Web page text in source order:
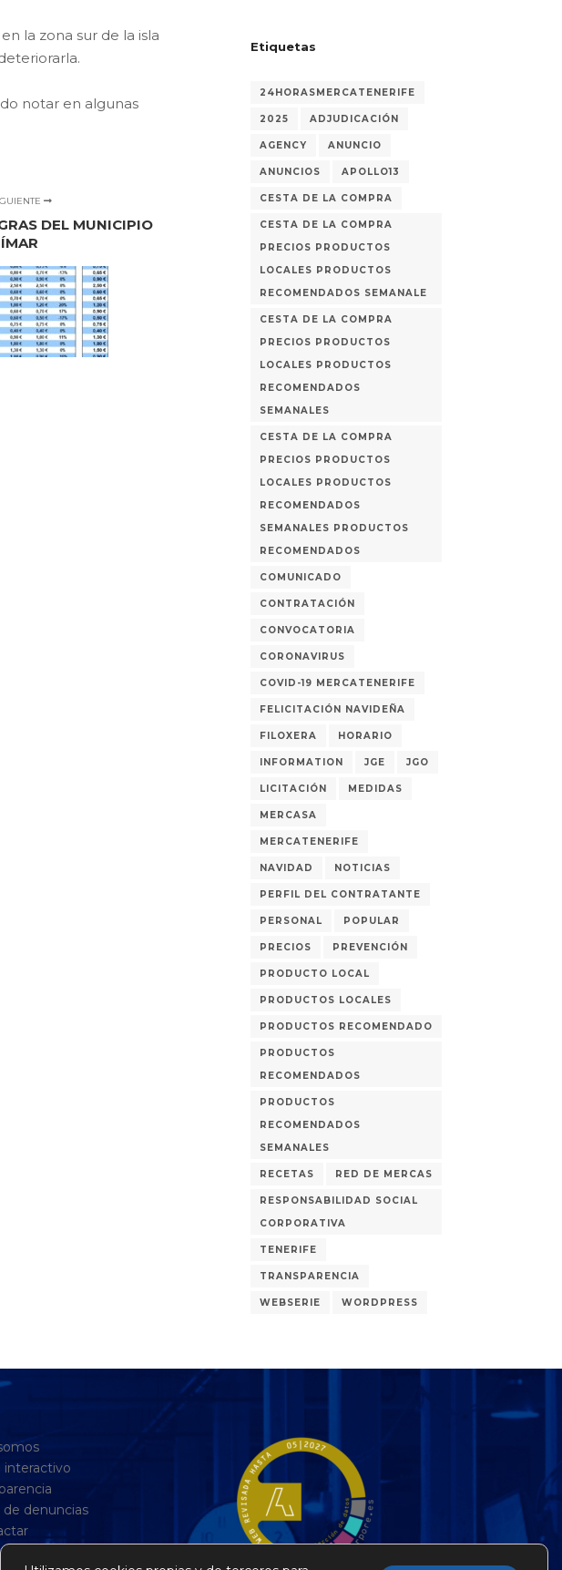
la zona sur de la isla
notar en algunas
DEL MUNICIPIO
Etiquetas
24HORASMERCATENERIFE
2025 ADJUDICACIÓN
AGENCY ANUNCIO
ANUNCIOS APOLLO13
CESTA DE LA COMPRA
CESTA DE LA COMPRA
PRECIOS PRODUCTOS
LOCALES PRODUCTOS
RECOMENDADOS SEMANALE
CESTA DE LA COMPRA
PRECIOS PRODUCTOS
LOCALES PRODUCTOS
RECOMENDADOS
SEMANALES
CESTA DE LA COMPRA
PRECIOS PRODUCTOS
LOCALES PRODUCTOS
RECOMENDADOS
SEMANALES PRODUCTOS
RECOMENDADOS
COMUNICADO
CONTRATACIÓN
CONVOCATORIA
CORONAVIRUS
COVID-19 MERCATENERIFE
FELICITACIÓN NAVIDEÑA
FILOXERA HORARIO
INFORMATION JGE JGO
LICITACIÓN MEDIDAS
MERCASA
MERCATENERIFE
NAVIDAD NOTICIAS
PERFIL DEL CONTRATANTE
PERSONAL POPULAR
PRECIOS PREVENCIÓN
PRODUCTO LOCAL
PRODUCTOS LOCALES
PRODUCTOS RECOMENDADO
PRODUCTOS
RECOMENDADOS
PRODUCTOS
RECOMENDADOS
SEMANALES
RECETAS RED DE MERCAS
RESPONSABILIDAD SOCIAL
CORPORATIVA
TENERIFE
TRANSPARENCIA
WEBSERIE WORDPRESS
interactivo
de denuncias